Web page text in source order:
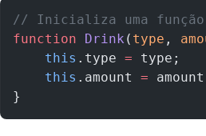
// Inicializa uma função
function Drink ( type ,
    this
.type = type;
    this
.amount =
}